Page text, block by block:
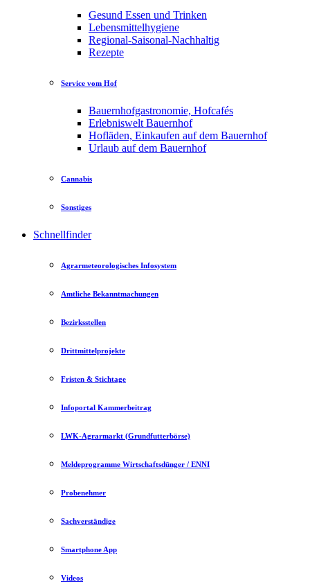
Gesund Essen und Trinken
Lebensmittelhygiene
Regional-Saisonal-Nachhaltig
Rezepte
Service vom Hof
Bauernhofgastronomie, Hofcafés
Erlebniswelt Bauernhof
Hofläden, Einkaufen auf dem Bauernhof
Urlaub auf dem Bauernhof
Cannabis
Sonstiges
Schnellfinder
Agrarmeteorologisches Infosystem
Amtliche Bekanntmachungen
Bezirksstellen
Drittmittelprojekte
Fristen & Stichtage
Infoportal Kammerbeitrag
LWK-Agrarmarkt (Grundfutterbörse)
Meldeprogramme Wirtschaftsdünger / ENNI
Probenehmer
Sachverständige
Smartphone App
Videos